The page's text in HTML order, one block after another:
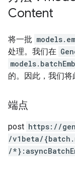
Content
将一批
处理。我们在
的。因此，我们
端点
post https: / /
/v1beta/
/